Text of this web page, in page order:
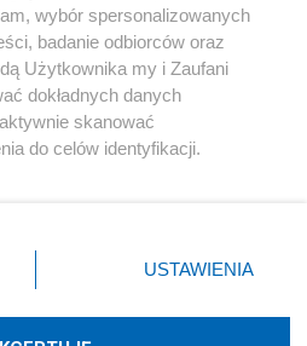
Instagram Youtube
wybór spersonalizowanych
badanie odbiorców oraz
Użytkownika my i Zaufani
dokładnych danych
skanować
do celów identyfikacji.
ustawień prywatności
rogu strony
nie wymagają zgody
sprzeciwić się takiemu
USTAWIENIA